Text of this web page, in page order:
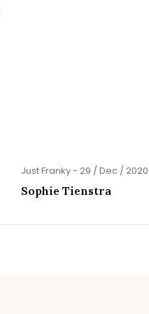
Just Franky - 29 / Dec / 2020
Sophie Tienstra